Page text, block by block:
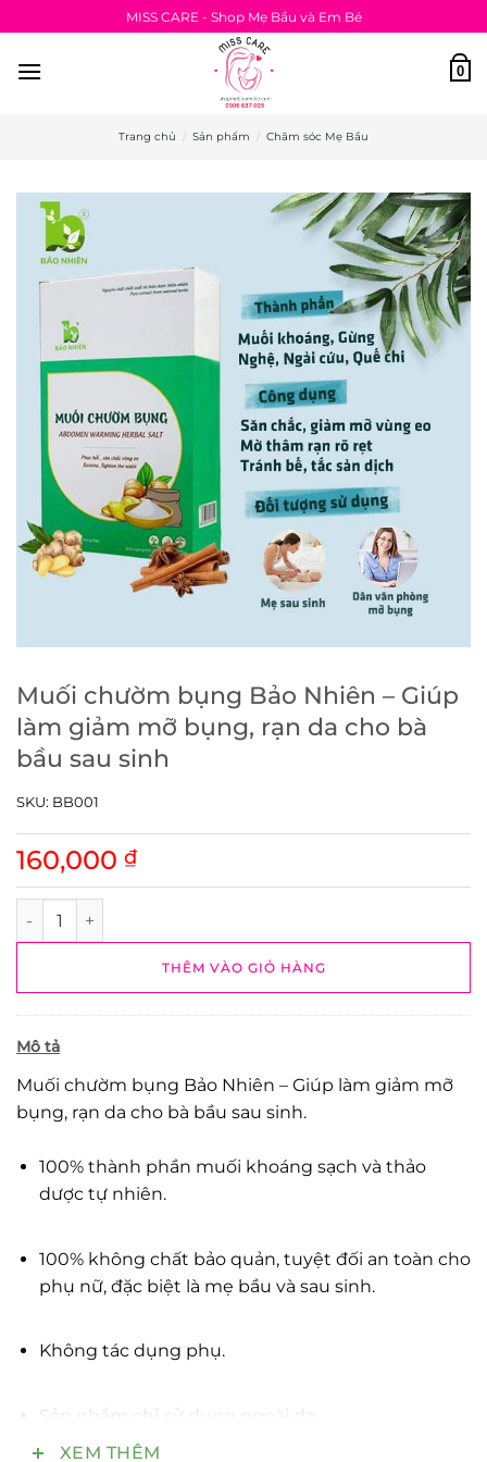
qua
nội
MISS CARE - Shop Mẹ Bầu và Em Bé
0
Trang chủ / Sản phẩm / Chăm sóc Mẹ Bầu
Muối chườm bụng Bảo Nhiên – Giúp
làm giảm mỡ bụng, rạn da cho bà
bầu sau sinh
160,000 ₫
Muối chườm bụng Bảo Nhiên – Giúp làm giảm mỡ bụng,
THÊM VÀO GIỎ HÀNG
SKU: BB001
Mô tả
Muối chườm bụng Bảo Nhiên – Giúp làm giảm mỡ
bụng, rạn da cho bà bầu sau sinh.
100% thành phần muối khoáng sạch và thảo
dược tự nhiên.
100% không chất bảo quản, tuyệt đối an toàn cho
phụ nữ, đặc biệt là mẹ bầu và sau sinh.
Không tác dụng phụ.
Sản phẩm chỉ sử dụng ngoài da.
XEM THÊM